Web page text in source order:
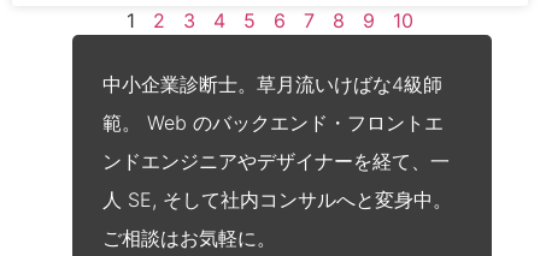
1 2 3 4 5 6 7 8 9 10
中小企業診断士。草月流いけばな4級師
範。 Web のバックエンド・フロントエ
ンドエンジニアやデザイナーを経て、一
人 SE, そして社内コンサルへと変身中。
ご相談はお気軽に。